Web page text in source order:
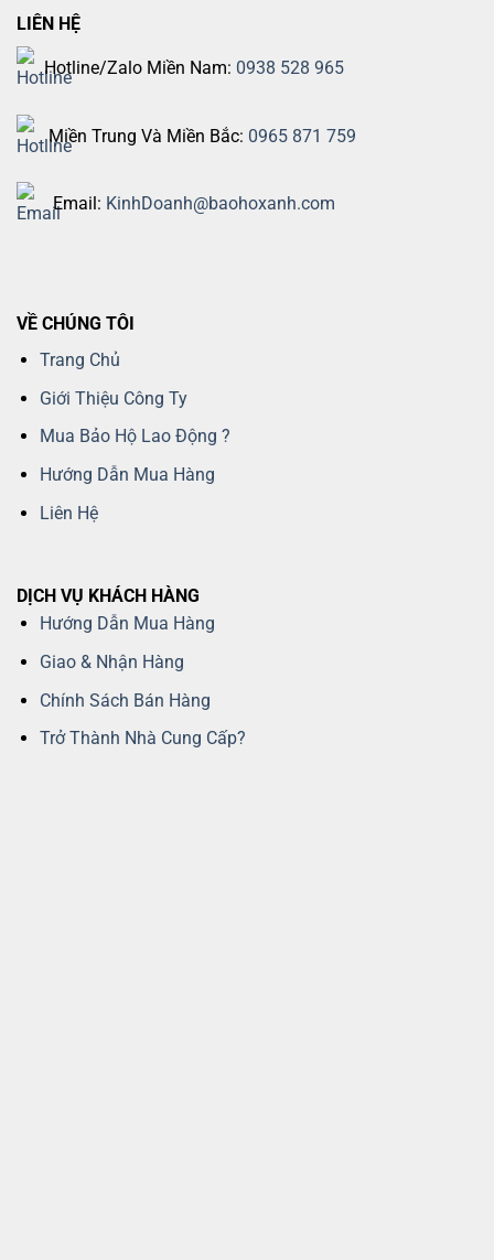
LIÊN HỆ
Hotline/Zalo Miền Nam: 0938 528 965
Miền Trung Và Miền Bắc: 0965 871 759
Email: KinhDoanh@baohoxanh.com
VỀ CHÚNG TÔI
Trang Chủ
Giới Thiệu Công Ty
Mua Bảo Hộ Lao Động ?
Hướng Dẫn Mua Hàng
Liên Hệ
DỊCH VỤ KHÁCH HÀNG
Hướng Dẫn Mua Hàng
Giao & Nhận Hàng
Chính Sách Bán Hàng
Trở Thành Nhà Cung Cấp?